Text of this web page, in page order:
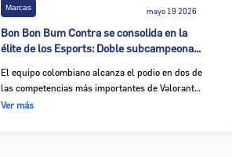
Marcas mayo 19 2026
Bon Bon Bum Contra se consolida en la
élite de los Esports: Doble subcampeonato
El equipo colombiano alcanza el podio en dos de
las competencias más importantes de Valorant
Challengers y selecciona a sus nuevas seis
Ver más